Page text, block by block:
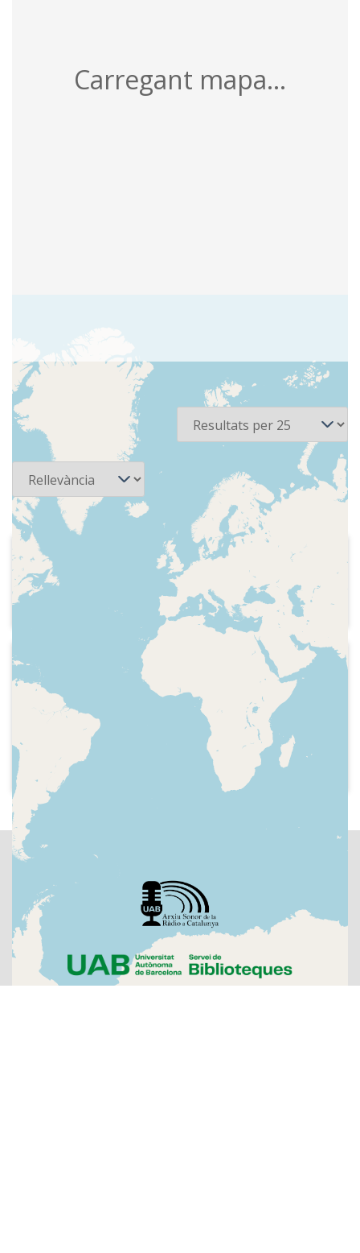
Carregant mapa...
2 recursos Per pàgina
Ordena
COM Ràdio - Hat trick
Promoció del programa
2006-01
COM Ràdio - Hat trick
Resum esportiu de l'any 2005,
Presentació i sumari de continguts.
Com va anar l'any per al Futbol Club